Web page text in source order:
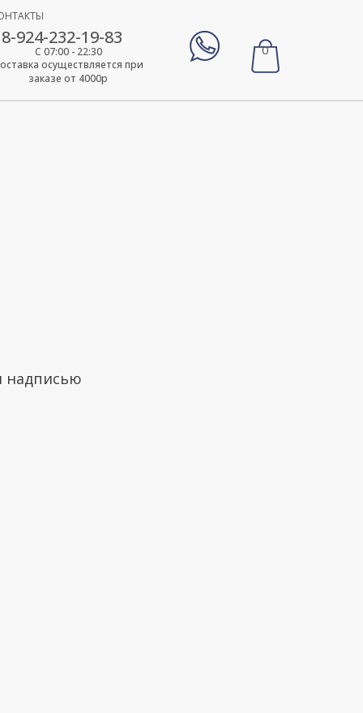
8-924-232-19-83
осуществляется при
заказе от 4000р
С 07:00 - 22:30 0
надписью